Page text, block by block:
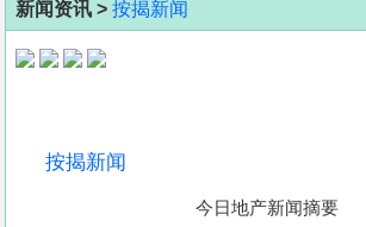
地
产
新闻资讯 > 按揭新闻
按揭新闻
今日地产新闻摘要